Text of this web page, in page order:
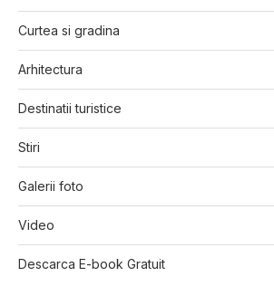
Curtea si gradina
Arhitectura
Destinatii turistice
Stiri
Galerii foto
Video
Descarca E-book Gratuit